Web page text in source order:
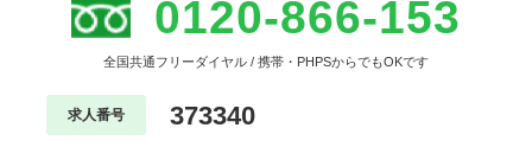
0120-866-153
全国共通フリーダイヤル / 携帯・PHPSからでもOKです
求人番号 373340